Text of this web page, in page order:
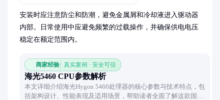
安装时应注意防尘和防潮，避免金属屑和冷却液进入驱动器
内部。日常使用中应避免频繁的过载操作，并确保供电电压
稳定在额定范围内。
商家经验 真实案例 · 安全可信
海光5460 CPU参数解析
本文详细介绍海光Hygon 5460处理器的核心参数与技术特点，包
括架构设计、性能表现及适用场景，帮助读者全面了解这款国产